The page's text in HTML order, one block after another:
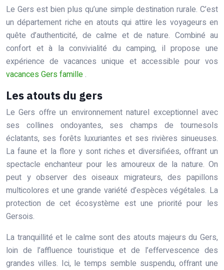
Le Gers est bien plus qu’une simple destination rurale. C’est
un département riche en atouts qui attire les voyageurs en
quête d’authenticité, de calme et de nature. Combiné au
confort et à la convivialité du camping, il propose une
expérience de vacances unique et accessible pour vos
vacances Gers famille.
Les atouts du gers
Le Gers offre un environnement naturel exceptionnel avec
ses collines ondoyantes, ses champs de tournesols
éclatants, ses forêts luxuriantes et ses rivières sinueuses.
La faune et la flore y sont riches et diversifiées, offrant un
spectacle enchanteur pour les amoureux de la nature. On
peut y observer des oiseaux migrateurs, des papillons
multicolores et une grande variété d’espèces végétales. La
protection de cet écosystème est une priorité pour les
Gersois.
La tranquillité et le calme sont des atouts majeurs du Gers,
loin de l’affluence touristique et de l’effervescence des
grandes villes. Ici, le temps semble suspendu, offrant une